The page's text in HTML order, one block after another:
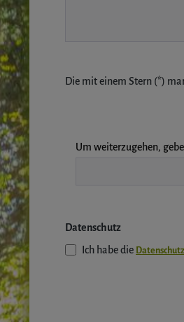
Die mit einem Stern (*)
Um weiterzugehen,
Datenschutz
Ich habe die